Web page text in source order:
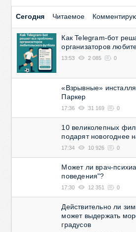
Сегодня Читаемое
Как Telegram-бот
организаторов
13:53 2 085 0
«Взрывные»
Паркер
17:36 31 169 0
10 великолепных
подарят новогоднее
17:34 10 926 0
Может ли врач-
поведения"?
17:30 12 351 0
Действительно ли
может выдержать
градусов